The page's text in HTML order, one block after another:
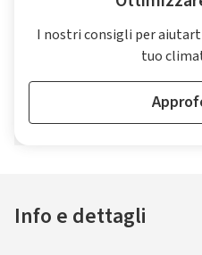
I nostri consigli per
tuo
Info e dettagli